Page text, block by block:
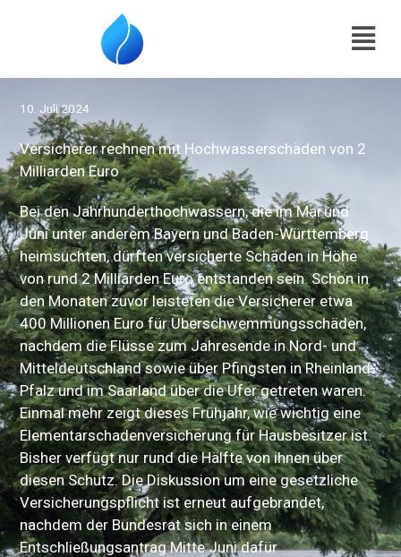
Menu
10. Juli 2024
Versicherer rechnen mit Hochwasserschäden von 2
Milliarden Euro
Bei den Jahrhunderthochwassern, die im Mai und
Juni unter anderem Bayern und Baden-Württemberg
heimsuchten, dürften versicherte Schäden in Höhe
von rund 2 Milliarden Euro entstanden sein. Schon in
den Monaten zuvor leisteten die Versicherer etwa
400 Millionen Euro für Überschwemmungsschäden,
nachdem die Flüsse zum Jahresende in Nord- und
Mitteldeutschland sowie über Pfingsten in Rheinland-
Pfalz und im Saarland über die Ufer getreten waren.
Einmal mehr zeigt dieses Frühjahr, wie wichtig eine
Elementarschadenversicherung für Hausbesitzer ist.
Bisher verfügt nur rund die Hälfte von ihnen über
diesen Schutz. Die Diskussion um eine gesetzliche
Versicherungspflicht ist erneut aufgebrandet,
nachdem der Bundesrat sich in einem
Entschließungsantrag Mitte Juni dafür